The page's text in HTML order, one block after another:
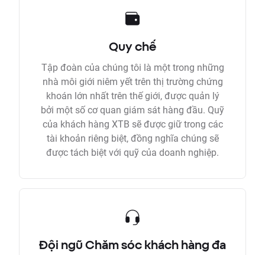
Quy chế
Tập đoàn của chúng tôi là một trong những
nhà môi giới niêm yết trên thị trường chứng
khoán lớn nhất trên thế giới, được quản lý
bởi một số cơ quan giám sát hàng đầu. Quỹ
của khách hàng XTB sẽ được giữ trong các
tài khoản riêng biệt, đồng nghĩa chúng sẽ
được tách biệt với quỹ của doanh nghiệp.
Đội ngũ Chăm sóc khách hàng đa